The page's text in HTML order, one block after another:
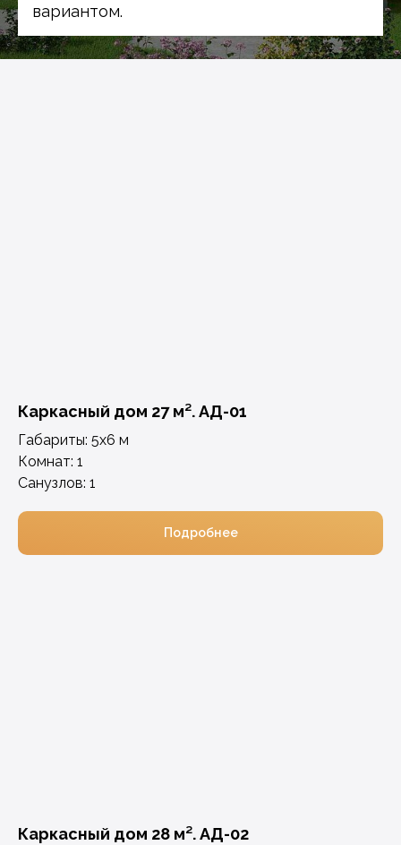
вариантом.
Каркасный дом 27 м². АД-01
Габариты: 5х6 м
Комнат: 1
Санузлов: 1
Подробнее
Каркасный дом 28 м². АД-02